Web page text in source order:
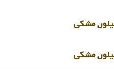
,مشکی
,مشکی